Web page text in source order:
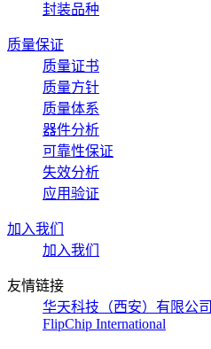
封装品种
质量保证
质量证书
质量方针
质量体系
器件分析
可靠性保证
失效分析
应用验证
加入我们
加入我们
友情链接
华天科技（西安）有限公司
FlipChip International